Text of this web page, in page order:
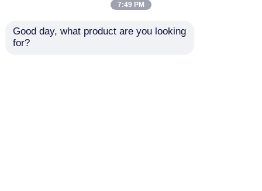
Tahan Air Ketebalan
Waterproof PU Kulit
7:49 PM
Good day, what product are you looking
for?